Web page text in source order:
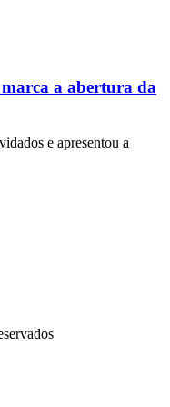
a abertura da
e apresentou a